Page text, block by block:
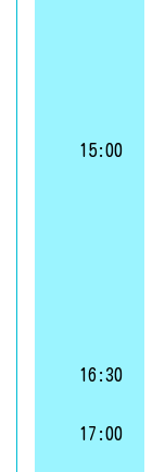
15:00
16:30
17:00